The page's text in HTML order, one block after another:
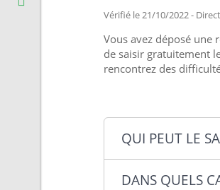
Vérifié le 21/10/2022 -
Vous avez déposé une
de saisir gratuitement
rencontrez des
QUI PEUT LE
DANS QUELS